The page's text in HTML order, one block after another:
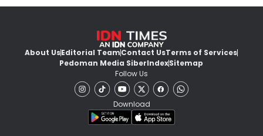
About UsEditorial TeamContact UsTerms of Services
Pedoman Media SiberIndexSitemap
Follow Us
Download